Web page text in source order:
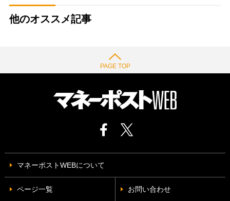
他のオススメ記事
PAGE TOP
マネーポストWEBについて
ページ一覧 お問い合わせ